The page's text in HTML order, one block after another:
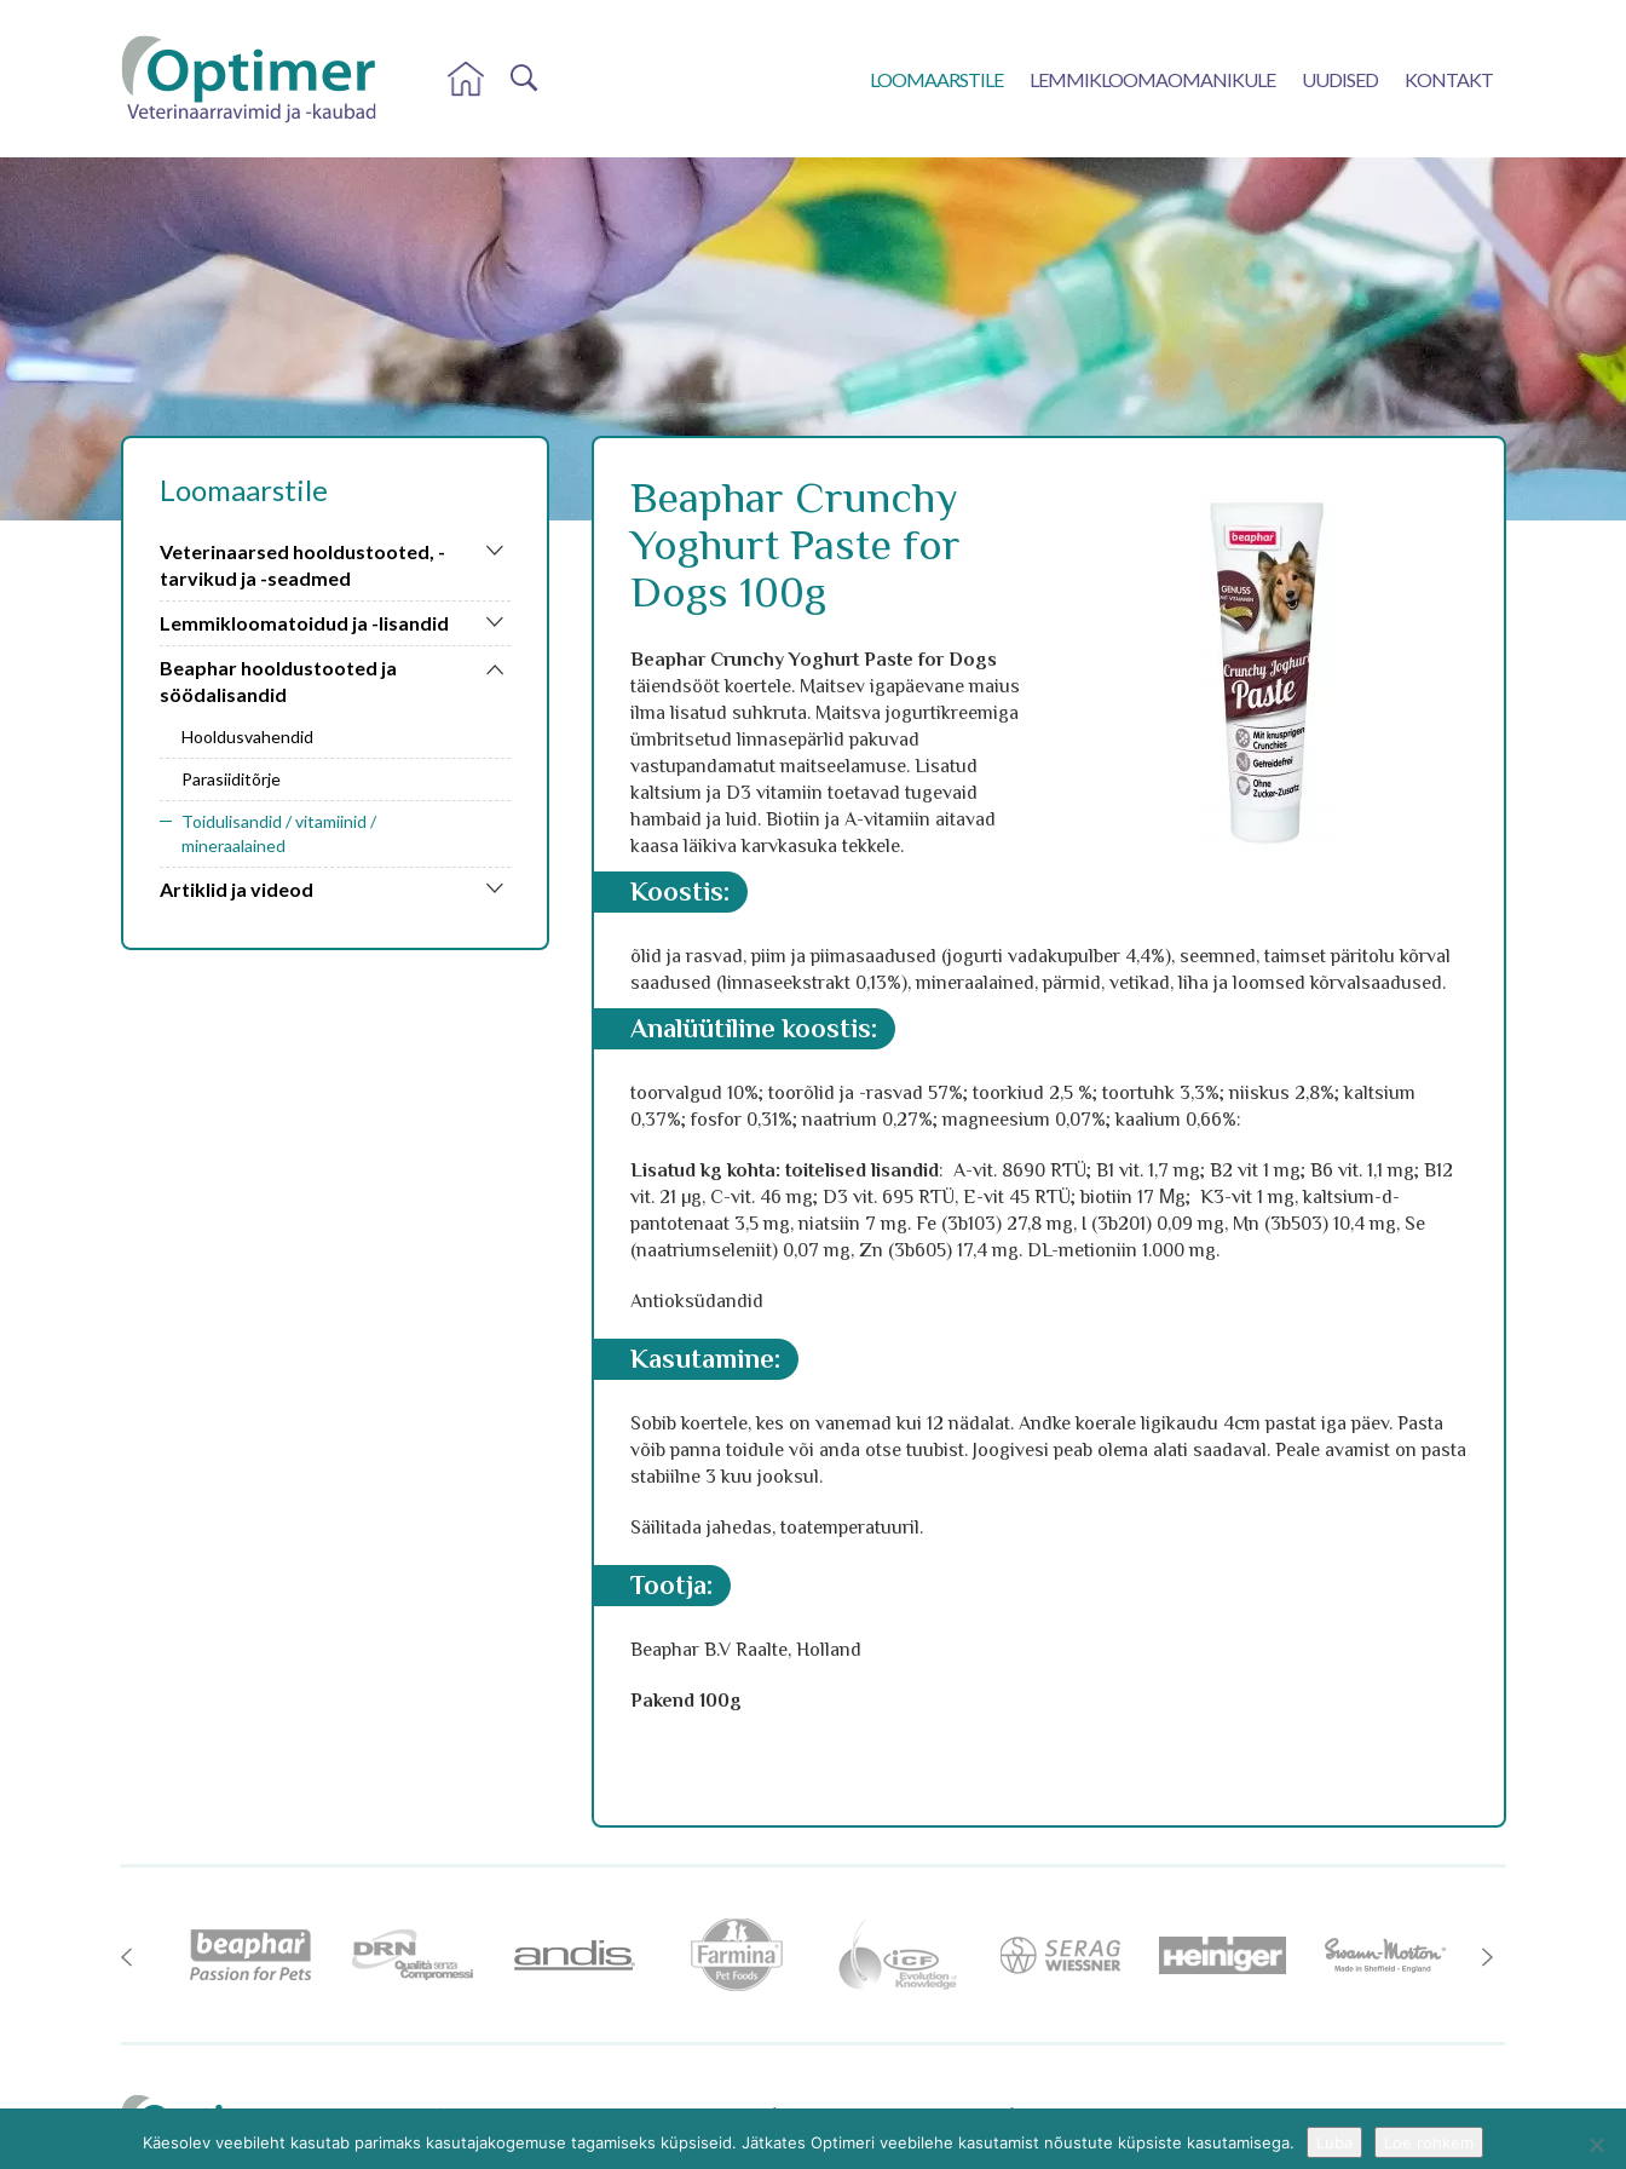
LOOMAARSTILE LEMMIKLOOMAOMANIKULE UUDISED KONTAKT
Loomaarstile
Veterinaarsed hooldustooted, -
tarvikud ja -seadmed
Lemmikloomatoidud ja -lisandid
Beaphar hooldustooted ja
söödalisandid
Hooldusvahendid
Parasiiditõrje
Toidulisandid / vitamiinid /
mineraalained
Artiklid ja videod
Beaphar Crunchy
Yoghurt Paste for
Dogs 100g
Beaphar Crunchy Yoghurt Paste for Dogs
täiendsööt koertele. Maitsev igapäevane maius
ilma lisatud suhkruta. Maitsva jogurtikreemiga
ümbritsetud linnasepärlid pakuvad
vastupandamatut maitseelamuse. Lisatud
kaltsium ja D3 vitamiin toetavad tugevaid
hambaid ja luid. Biotiin ja A-vitamiin aitavad
kaasa läikiva karvkasuka tekkele.
koostis:
õlid ja rasvad, piim ja piimasaadused (jogurti vadakupulber 4,4%), seemned, taimset päritolu kõrval
saadused (linnaseekstrakt 0,13%), mineraalained, pärmid, vetikad, liha ja loomsed kõrvalsaadused.
analüütiline koostis:
toorvalgud 10%; toorõlid ja -rasvad 57%; toorkiud 2,5 %; toortuhk 3,3%; niiskus 2,8%; kaltsium
0,37%; fosfor 0,31%; naatrium 0,27%; magneesium 0,07%; kaalium 0,66%:
Lisatud kg kohta: toitelised lisandid: A-vit. 8690 RTÜ; B1 vit. 1,7 mg; B2 vit 1 mg; B6 vit. 1,1 mg; B12
vit. 21 µg, C-vit. 46 mg; D3 vit. 695 RTÜ, E-vit 45 RTÜ; biotiin 17 Μg; K3-vit 1 mg, kaltsium-d-
pantotenaat 3,5 mg, niatsiin 7 mg. Fe (3b103) 27,8 mg, I (3b201) 0,09 mg, Mn (3b503) 10,4 mg, Se
(naatriumseleniit) 0,07 mg, Zn (3b605) 17,4 mg. DL-metioniin 1.000 mg.
Antioksüdandid
kasutamine:
Sobib koertele, kes on vanemad kui 12 nädalat. Andke koerale ligikaudu 4cm pastat iga päev. Pasta
võib panna toidule või anda otse tuubist. Joogivesi peab olema alati saadaval. Peale avamist on pasta
stabiilne 3 kuu jooksul.
Säilitada jahedas, toatemperatuuril.
tootja:
Beaphar B.V Raalte, Holland
Pakend 100g
Käesolev veebileht kasutab parimaks kasutajakogemuse tagamiseks küpsiseid. Jätkates Optimeri veebilehe kasutamist nõustute küpsiste kasutamisega.